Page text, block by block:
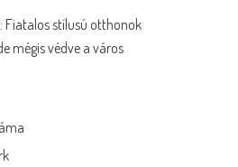
Fiatalos stílusú otthonok
mégis védve a város